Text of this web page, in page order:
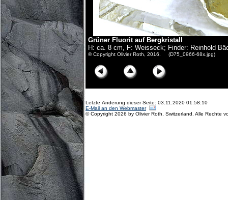
Grüner Fluorit auf Bergkristall
H: ca. 8 cm, F: Weisseck; Finder: Reinhold
© Copyright Olivier Roth, 2016. (D75_0966-68x.jpg)
Letzte Änderung dieser Seite: 03.11.2020 01:58:10
E-Mail an den Webmaster
© Copyright 2026 by Olivier Roth, Switzerland. Alle Rechte